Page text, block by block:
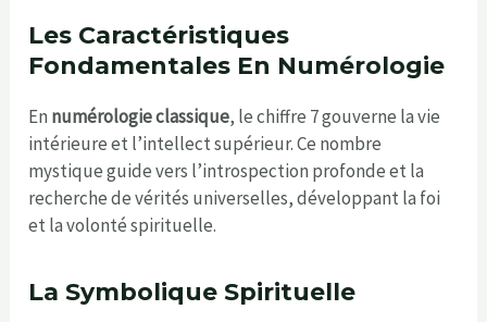
Les Caractéristiques
Fondamentales En Numérologie
En numérologie classique, le chiffre 7 gouverne la vie
intérieure et l’intellect supérieur. Ce nombre
mystique guide vers l’introspection profonde et la
recherche de vérités universelles, développant la foi
et la volonté spirituelle.
La Symbolique Spirituelle